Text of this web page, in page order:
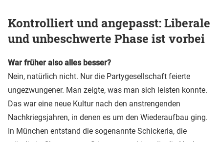
Kontrolliert und angepasst: Liberale
und unbeschwerte Phase ist vorbei
War früher also alles besser?
Nein, natürlich nicht. Nur die Partygesellschaft feierte
ungezwungener. Man zeigte, was man sich leisten konnte.
Das war eine neue Kultur nach den anstrengenden
Nachkriegsjahren, in denen es um den Wiederaufbau ging.
In München entstand die sogenannte Schickeria, die